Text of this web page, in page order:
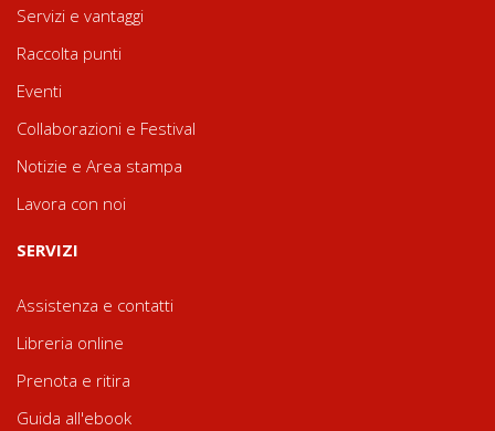
Servizi e vantaggi
Raccolta punti
Eventi
Collaborazioni e Festival
Notizie e Area stampa
Lavora con noi
SERVIZI
Assistenza e contatti
Libreria online
Prenota e ritira
Guida all'ebook